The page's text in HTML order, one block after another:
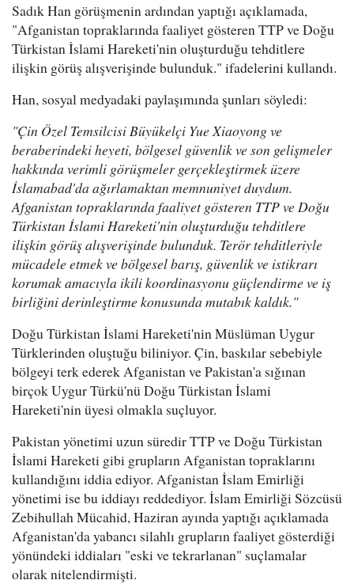
Sadık Han görüşmenin ardından yaptığı açıklamada,
"Afganistan topraklarında faaliyet gösteren TTP ve Doğu
Türkistan İslami Hareketi'nin oluşturduğu tehditlere
ilişkin görüş alışverişinde bulunduk." ifadelerini kullandı.
Han, sosyal medyadaki paylaşımında şunları söyledi:
"Çin Özel Temsilcisi Büyükelçi Yue Xiaoyong ve
beraberindeki heyeti, bölgesel güvenlik ve son gelişmeler
hakkında verimli görüşmeler gerçekleştirmek üzere
İslamabad'da ağırlamaktan memnuniyet duydum.
Afganistan topraklarında faaliyet gösteren TTP ve Doğu
Türkistan İslami Hareketi'nin oluşturduğu tehditlere
ilişkin görüş alışverişinde bulunduk. Terör tehditleriyle
mücadele etmek ve bölgesel barış, güvenlik ve istikrarı
korumak amacıyla ikili koordinasyonu güçlendirme ve iş
birliğini derinleştirme konusunda mutabık kaldık."
Doğu Türkistan İslami Hareketi'nin Müslüman Uygur
Türklerinden oluştuğu biliniyor. Çin, baskılar sebebiyle
bölgeyi terk ederek Afganistan ve Pakistan'a sığınan
birçok Uygur Türkü'nü Doğu Türkistan İslami
Hareketi'nin üyesi olmakla suçluyor.
Pakistan yönetimi uzun süredir TTP ve Doğu Türkistan
İslami Hareketi gibi grupların Afganistan topraklarını
kullandığını iddia ediyor. Afganistan İslam Emirliği
yönetimi ise bu iddiayı reddediyor. İslam Emirliği Sözcüsü
Zebihullah Mücahid, Haziran ayında yaptığı açıklamada
Afganistan'da yabancı silahlı grupların faaliyet gösterdiği
yönündeki iddiaları "eski ve tekrarlanan" suçlamalar
olarak nitelendirmişti.